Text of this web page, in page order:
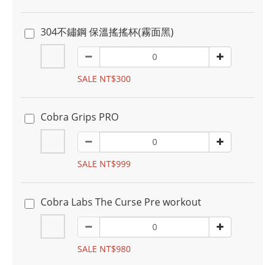
304不鏽鋼 保溫搖搖杯(霧面黑)
SALE NT$300
Cobra Grips PRO
SALE NT$999
Cobra Labs The Curse Pre workout
SALE NT$980